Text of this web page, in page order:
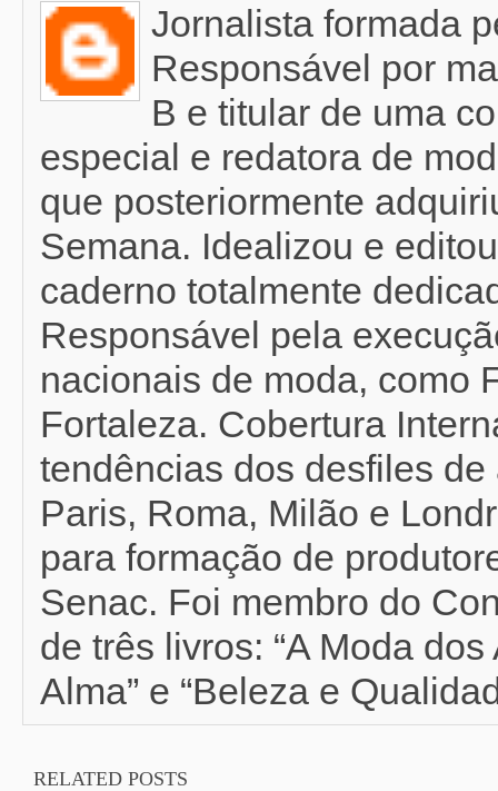
Jornalista formada
Responsável por
B e titular de uma
especial e redatora de
que posteriormente
Semana. Idealizou e
caderno totalmente
Responsável pela
nacionais de moda, como
Fortaleza. Cobertura
tendências dos desfiles
Paris, Roma, Milão e
para formação de
Senac. Foi membro do
de três livros: “A Moda
Alma” e “Beleza e
RELATED POSTS